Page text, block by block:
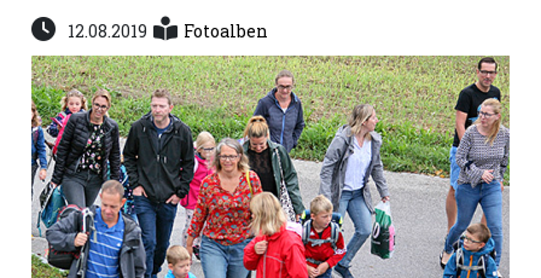
Veranstaltungen
Stellen
E-
Paper
App
12.08.2019 Fotoalben